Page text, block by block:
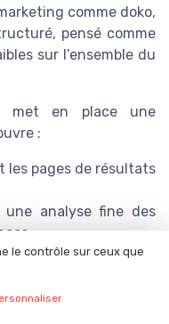
comme doko,
pensé comme
sur l’ensemble du
met en place une
:
les pages de résultats
une analyse fine des
de notation,
ligne (google ads,
le contrôle sur ceux que